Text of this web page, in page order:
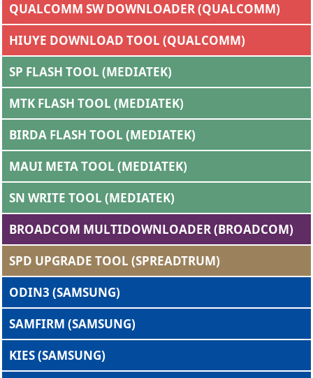
QUALCOMM SW DOWNLOADER (QUALCOMM)
HIUYE DOWNLOAD TOOL (QUALCOMM)
SP FLASH TOOL (MEDIATEK)
MTK FLASH TOOL (MEDIATEK)
BIRDA FLASH TOOL (MEDIATEK)
MAUI META TOOL (MEDIATEK)
SN WRITE TOOL (MEDIATEK)
BROADCOM MULTIDOWNLOADER (BROADCOM)
SPD UPGRADE TOOL (SPREADTRUM)
ODIN3 (SAMSUNG)
SAMFIRM (SAMSUNG)
KIES (SAMSUNG)